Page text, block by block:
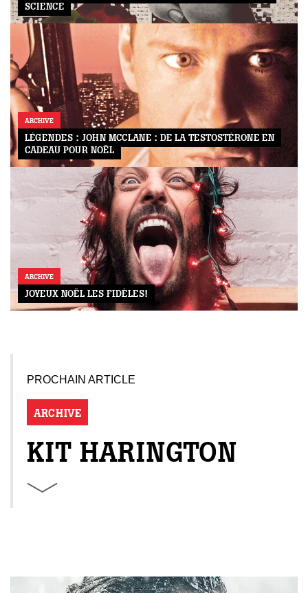
SCIENCE
ARCHIVE
LÉGENDES : JOHN MCCLANE : DE LA TESTOSTÉRONE EN
CADEAU POUR NOËL
ARCHIVE
JOYEUX NOËL LES FIDÈLES!
PROCHAIN ARTICLE
ARCHIVE
KIT HARINGTON